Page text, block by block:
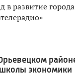
в развитие
экономики